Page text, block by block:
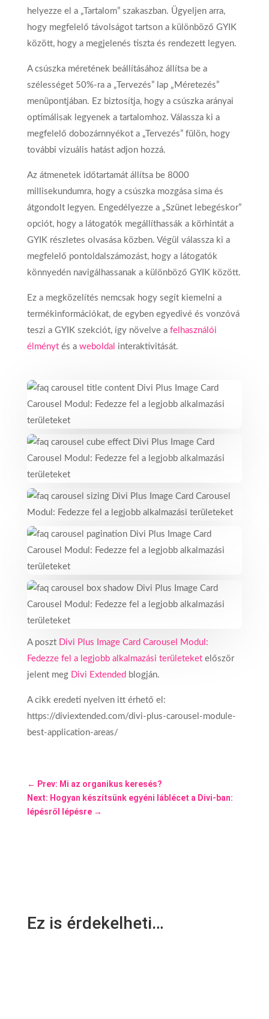
helyezze el a „Tartalom” szakaszban. Ügyeljen arra,
hogy megfelelő távolságot tartson a különböző GYIK
között, hogy a megjelenés tiszta és rendezett legyen.
A csúszka méretének beállításához állítsa be a
szélességet 50%-ra a „Tervezés” lap „Méretezés”
menüpontjában. Ez biztosítja, hogy a csúszka arányai
optimálisak legyenek a tartalomhoz. Válassza ki a
megfelelő dobozárnnyékot a „Tervezés” fülön, hogy
további vizuális hatást adjon hozzá.
Az átmenetek időtartamát állítsa be 8000
millisekundumra, hogy a csúszka mozgása sima és
átgondolt legyen. Engedélyezze a „Szünet lebegéskor”
opciót, hogy a látogatók megállíthassák a körhintát a
GYIK részletes olvasása közben. Végül válassza ki a
megfelelő pontoldalszámozást, hogy a látogatók
könnyedén navigálhassanak a különböző GYIK között.
Ez a megközelítés nemcsak hogy segít kiemelni a
termékinformációkat, de egyben egyedivé és vonzóvá
teszi a GYIK szekciót, így növelve a felhasználói
élménytés a weboldal interaktivitását.
A poszt
Divi Plus Image Card Carousel Modul:
Fedezze fel a legjobb alkalmazási területeketelőször
jelent meg
Divi Extended blogján.
A cikk eredeti nyelven itt érhető el:
https://diviextended.com/divi-plus-carousel-module-
best-application-areas/
← Prev: Mi az organikus keresés?
Next: Hogyan készítsünk egyéni láblécet a Divi-ban:
lépésről lépésre→
Ez is érdekelheti…